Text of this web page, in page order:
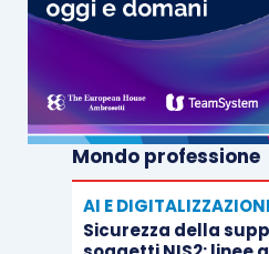
Mondo professione
AI E
Sicurezza della